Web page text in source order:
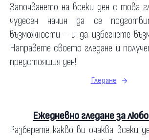
Започването на всеки ден с това
чудесен начин да се
възможности - и да избегнете
Направете своето гледане и
предстоящия ден!
Гледане
Ежедневно гледане за
Разберете какво ви очаква всеки